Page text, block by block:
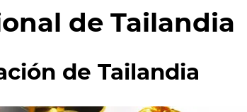
de Tailandia
de Tailandia